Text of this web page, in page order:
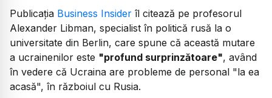
Publicația Business Insider îl citează pe profesorul
Alexander Libman, specialist în politică rusă la o
universitate din Berlin, care spune că această mutare
a ucrainenilor este "profund surprinzătoare", având
în vedere că Ucraina are probleme de personal "la ea
acasă", în războiul cu Rusia.